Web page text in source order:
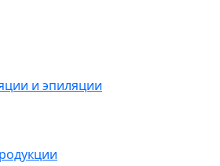
и эпиляции